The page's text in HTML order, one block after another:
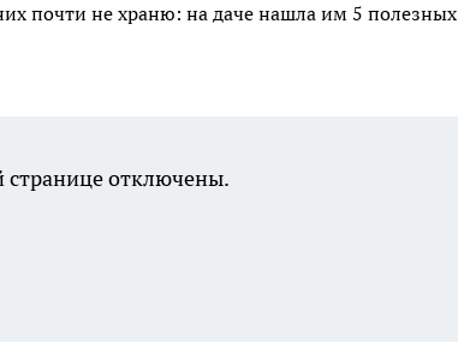
почти не храню: на даче нашла им 5 полезных
отключены.